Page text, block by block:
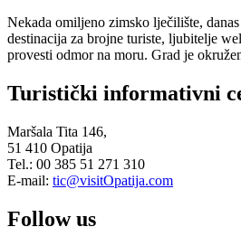
Nekada omiljeno zimsko lječilište,
destinacija za brojne turiste, ljubitelje
provesti odmor na moru. Grad je
Turistički informativni
Maršala Tita 146,
51 410 Opatija
Tel.: 00 385 51 271 310
E-mail: tic@visitOpatija.com
Follow us